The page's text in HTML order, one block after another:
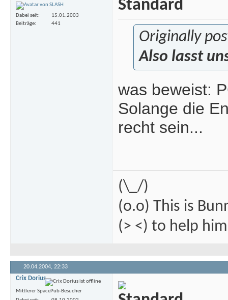
Dabei seit
15.01.2003
Beiträge
441
Originally
Also lasst
was beweist:
Solange die
recht sein...
(\_/)
(o.o) This is
(> <) to help
20.04.2004, 22:33
Crix Dorius
Mittlerer SpacePub-Besucher